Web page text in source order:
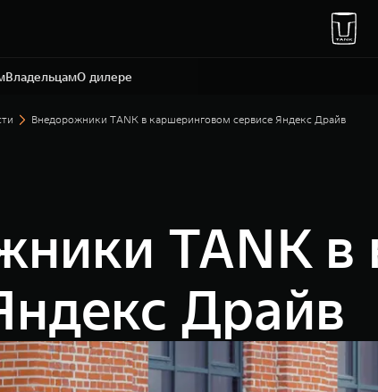
ВладельцамО дилере
Внедорожники TANK в каршеринговом сервисе Яндекс Драйв
TANK
Драйв